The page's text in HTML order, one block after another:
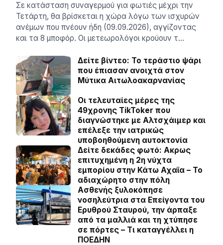
Σε κατάσταση συναγερμού για φωτιές μέχρι την
Τετάρτη, θα βρίσκεται η χώρα λόγω των ισχυρών
ανέμων που πνέουν ήδη (09.09.2026), αγγίζοντας
και τα 8 μποφόρ. Οι μετεωρολόγοι κρούουν τ…
Δείτε βίντεο: Το τεράστιο ψάρι
που έπιασαν ανοιχτά στον
Μύτικα Αιτωλοακαρνανίας
Οι τελευταίες μέρες της
49χρονης TikToker που
διαγνώστηκε με Αλτσχάιμερ και
επέλεξε την ιατρικώς
υποβοηθούμενη αυτοκτονία
Δείτε δεκάδες φωτό: Ακρως
επιτυχημένη η 2η νύχτα
εμπορίου στην Κάτω Αχαϊα – Το
αδιαχώρητο στην πόλη
Ασθενής ξυλοκόπησε
νοσηλεύτρια στα Επείγοντα του
Ερυθρού Σταυρού, την άρπαξε
από τα μαλλιά και τη χτύπησε
σε πόρτες – Τι καταγγέλλει η
ΠΟΕΔΗΝ